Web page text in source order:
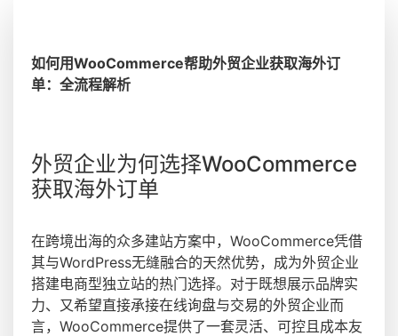
如何用WooCommerce帮助外贸企业获取海外订
单：全流程解析
外贸企业为何选择WooCommerce
获取海外订单
在跨境出海的众多建站方案中，WooCommerce凭借
其与WordPress无缝融合的天然优势，成为外贸企业
搭建电商型独立站的热门选择。对于既想展示品牌实
力、又希望直接承接在线询盘与交易的外贸企业而
言，WooCommerce提供了一套灵活、可控且成本友